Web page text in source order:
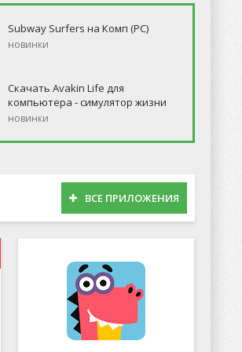
Subway Surfers на Комп (PC)
новинки
Скачать Avakin Life для
компьютера - симулятор жизни
новинки
ВСЕ ПРИЛОЖЕНИЯ